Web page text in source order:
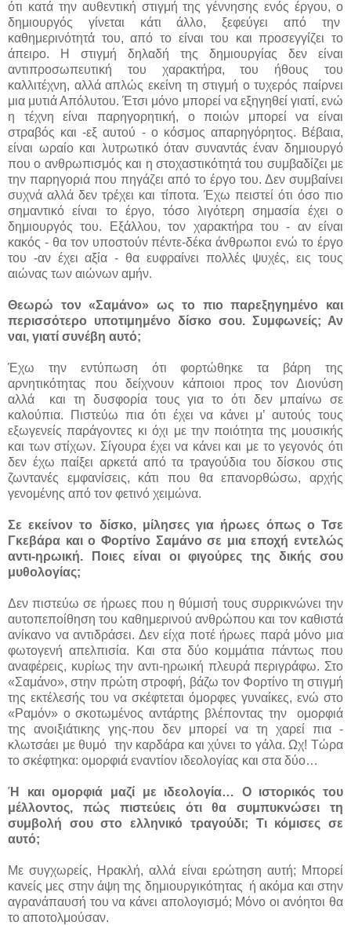
ότι κατά την αυθεντική στιγμή της γέννησης ενός έργου, ο
δημιουργός γίνεται κάτι άλλο, ξεφεύγει από την
καθημερινότητά του, από το είναι του και προσεγγίζει το
άπειρο. Η στιγμή δηλαδή της δημιουργίας δεν είναι
αντιπροσωπευτική του χαρακτήρα, του ήθους του
καλλιτέχνη, αλλά απλώς εκείνη τη στιγμή ο τυχερός παίρνει
μια μυτιά Απόλυτου. Έτσι μόνο μπορεί να εξηγηθεί γιατί, ενώ
η τέχνη είναι παρηγορητική, ο ποιών μπορεί να είναι
στραβός και -εξ αυτού - ο κόσμος απαρηγόρητος. Βέβαια,
είναι ωραίο και λυτρωτικό όταν συναντάς έναν δημιουργό
που ο ανθρωπισμός και η στοχαστικότητά του συμβαδίζει με
την παρηγοριά που πηγάζει από το έργο του. Δεν συμβαίνει
συχνά αλλά δεν τρέχει και τίποτα. Έχω πειστεί ότι όσο πιο
σημαντικό είναι το έργο, τόσο λιγότερη σημασία έχει ο
δημιουργός του. Εξάλλου, τον χαρακτήρα του - αν είναι
κακός - θα τον υποστούν πέντε-δέκα άνθρωποι ενώ το έργο
του -αν έχει αξία - θα ευφραίνει πολλές ψυχές, εις τους
αιώνας των αιώνων αμήν.
Θεωρώ τον «Σαμάνο» ως το πιο παρεξηγημένο και
περισσότερο υποτιμημένο δίσκο σου. Συμφωνείς; Αν
ναι, γιατί συνέβη αυτό;
Έχω την εντύπωση ότι φορτώθηκε τα βάρη της
αρνητικότητας που δείχνουν κάποιοι προς τον Διονύση
αλλά
και τη δυσφορία τους για το ότι δεν μπαίνω σε
καλούπια. Πιστεύω πια ότι έχει να κάνει μ’ αυτούς τους
εξωγενείς παράγοντες κι όχι με την ποιότητα της μουσικής
και των στίχων. Σίγουρα έχει να κάνει και με το γεγονός ότι
δεν έχω παίξει αρκετά από τα τραγούδια του δίσκου στις
ζωντανές εμφανίσεις, κάτι που θα επανορθώσω, αρχής
γενομένης από τον φετινό χειμώνα.
Σε εκείνον το δίσκο, μίλησες για ήρωες όπως ο Τσε
Γκεβάρα και ο Φορτίνο Σαμάνο σε μια εποχή εντελώς
αντι-ηρωική. Ποιες είναι οι φιγούρες της δικής σου
μυθολογίας;
Δεν πιστεύω σε ήρωες που η θύμισή τους συρρικνώνει την
αυτοπεποίθηση του καθημερινού ανθρώπου και τον καθιστά
ανίκανο να αντιδράσει. Δεν είχα ποτέ ήρωες παρά μόνο μια
φωτογενή απελπισία. Και στα δύο κομμάτια πάντως που
αναφέρεις, κυρίως την αντι-ηρωική πλευρά περιγράφω. Στο
«Σαμάνο», στην πρώτη στροφή, βάζω τον Φορτίνο τη στιγμή
της εκτέλεσής του να σκέφτεται όμορφες γυναίκες, ενώ στο
«Ραμόν» ο σκοτωμένος αντάρτης βλέποντας την
ομορφιά
της ανοιξιάτικης γης-που δεν μπορεί να τη χαρεί πια -
κλωτσάει με θυμό την καρδάρα και χύνει το γάλα. Ωχ! Τώρα
το σκέφτηκα: ομορφιά εναντίον ιδεολογίας και στα δύο…
Ή και ομορφιά μαζί με ιδεολογία… Ο ιστορικός του
μέλλοντος, πώς πιστεύεις ότι θα συμπυκνώσει τη
συμβολή σου στο ελληνικό τραγούδι; Τι κόμισες σε
αυτό;
Με συγχωρείς, Ηρακλή, αλλά είναι ερώτηση αυτή; Μπορεί
κανείς μες στην άψη της δημιουργικότητας ή ακόμα και στην
αγρανάπαυσή του να κάνει απολογισμό; Μόνο οι ανόητοι θα
το αποτολμούσαν.